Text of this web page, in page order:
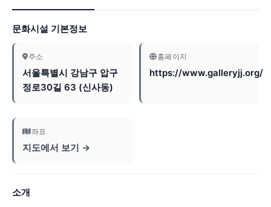
문화시설 기본정보
주소
서울특별시 강남구 압구
정로30길 63 (신사동)
홈페이지
https://www.galleryjj.org/
좌표
지도에서 보기 →
소개